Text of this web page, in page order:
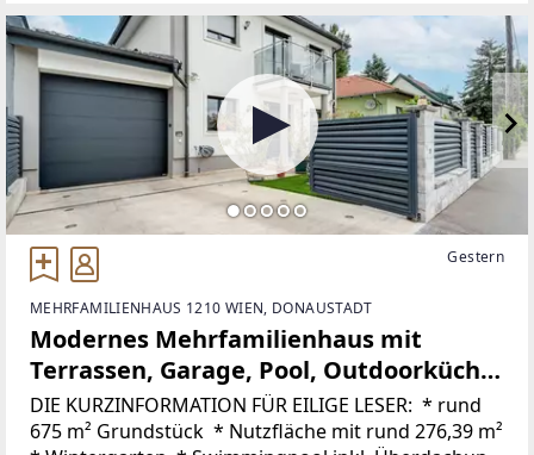
Gestern
MEHRFAMILIENHAUS 1210 WIEN, DONAUSTADT
Modernes Mehrfamilienhaus mit
Terrassen, Garage, Pool, Outdoorküche,
Spielplatz uvm.
DIE KURZINFORMATION FÜR EILIGE LESER: * rund
675 m² Grundstück * Nutzfläche mit rund 276,39 m²